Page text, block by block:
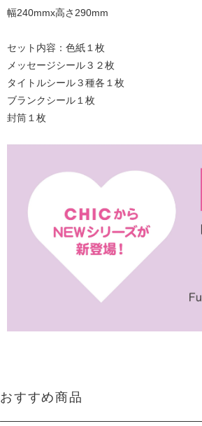
幅240mmx高さ290mm
セット内容：色紙１枚
メッセージシール３２枚
タイトルシール３種各１枚
ブランクシール１枚
封筒１枚
おすすめ商品